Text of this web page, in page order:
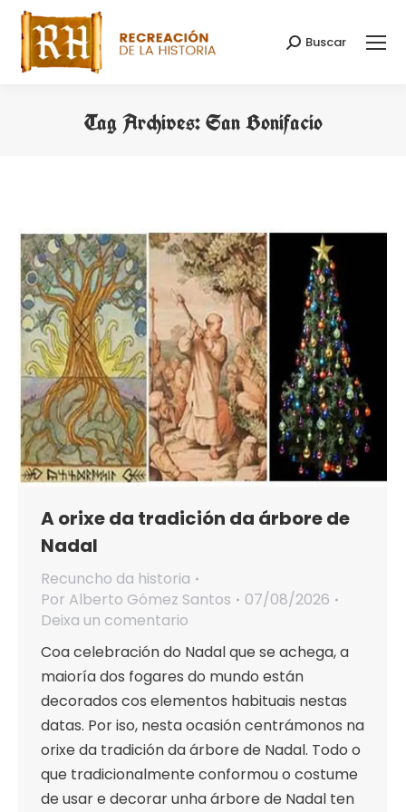
Search:
Buscar
Tag Archives:San Bonifacio
A orixe da tradición da árbore de
Nadal
Recuncho da historia
Por Alberto Gómez Santos
07/08/2026
Deixa un comentario
Coa celebración do Nadal que se achega, a
maioría dos fogares do mundo están
decorados cos elementos habituais nestas
datas. Por iso, nesta ocasión centrámonos na
orixe da tradición da árbore de Nadal. Todo o
que tradicionalmente conformou o costume
de usar e decorar unha árbore de Nadal ten